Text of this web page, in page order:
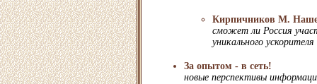
Кирпичников М. Наше
сможет ли Россия
уникального ускорителя
За опытом - в сеть!
новые перспективы